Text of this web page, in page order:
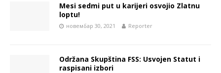
Mesi sedmi put u karijeri osvojio Zlatnu
loptu!
новембар 30, 2021 Reporter
Održana Skupština FSS: Usvojen Statut i
raspisani izbori